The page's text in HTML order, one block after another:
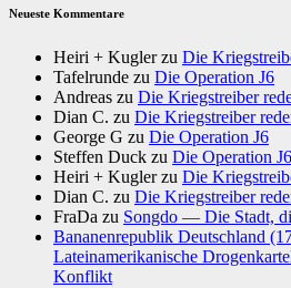
Neueste Kommentare
Heiri + Kuglerzu Die
Tafelrunde zu Die Operation J6
Andreas zu Die Kriegstreiber
Dian C. zu Die Kriegstreiber
George G zu Die Operation J6
Steffen Duck zu Die Operation J6
Heiri + Kuglerzu Die
Dian C. zu Die Kriegstreiber
FraDa zu Songdo — Die Stadt,
Bananenrepublik Deutschland
Lateinamerikanische
Konflikt